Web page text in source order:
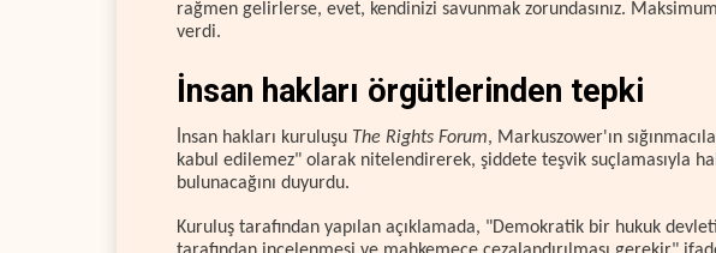
rağmen gelirlerse, evet, kendinizi savunmak zorundasınız.
verdi.
İnsan hakları örgütlerinden tepki
İnsan hakları kuruluşu The Rights Forum, Markuszower'ın
kabul edilemez" olarak nitelendirerek, şiddete teşvik suçlamasıyla
bulunacağını duyurdu.
Kuruluş tarafından yapılan açıklamada, "Demokratik bir hukuk